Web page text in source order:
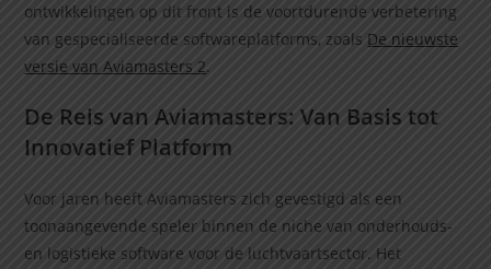
ontwikkelingen op dit front is de voortdurende verbetering
van gespecialiseerde softwareplatforms, zoals De nieuwste
versie van Aviamasters 2.
De Reis van Aviamasters: Van Basis tot
Innovatief Platform
Voor jaren heeft Aviamasters zich gevestigd als een
toonaangevende speler binnen de niche van onderhouds-
en logistieke software voor de luchtvaartsector. Het